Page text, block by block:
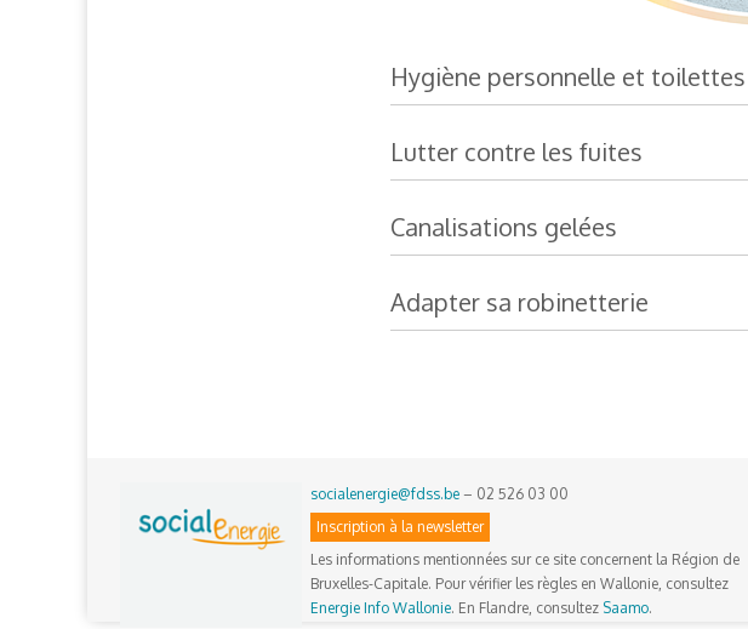
Hygiène personnelle et toilettes
Lutter contre les fuites
Canalisations gelées
Adapter sa robinetterie
socialenergie@fdss.be – 02 526 03 00
Inscription à la newsletter
Les informations mentionnées sur ce site concernent la Région de
Bruxelles-Capitale. Pour vérifier les règles en Wallonie, consultez
Energie Info Wallonie. En Flandre, consultez Saamo.